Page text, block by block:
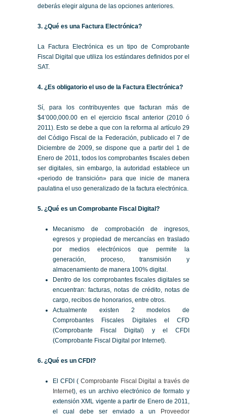
deberás elegir alguna de las opciones anteriores.
3. ¿Qué es una Factura Electrónica?
La Factura Electrónica es un tipo de Comprobante
Fiscal Digital que utiliza los estándares definidos por el
SAT.
4. ¿Es obligatorio el uso de la Factura Electrónica?
Sí, para los contribuyentes que facturan más de
$4’000,000.00 en el ejercicio fiscal anterior (2010 ó
2011). Esto se debe a que con la reforma al artículo 29
del Código Fiscal de la Federación, publicado el 7 de
Diciembre de 2009, se dispone que a partir del 1 de
Enero de 2011, todos los comprobantes fiscales deben
ser digitales, sin embargo, la autoridad establece un
«periodo de transición» para que inicie de manera
paulatina el uso generalizado de la factura electrónica.
5. ¿Qué es un Comprobante Fiscal Digital?
Mecanismo de comprobación de ingresos,
egresos y propiedad de mercancías en traslado
por medios electrónicos que permite la
generación, proceso, transmisión y
almacenamiento de manera 100% digital.
Dentro de los comprobantes fiscales digitales se
encuentran: facturas, notas de crédito, notas de
cargo, recibos de honorarios, entre otros.
Actualmente existen 2 modelos de
Comprobantes Fiscales Digitales el CFD
(Comprobante Fiscal Digital) y el CFDI
(Comprobante Fiscal Digital por Internet).
6. ¿Qué es un CFDI?
El CFDI ( Comprobante Fiscal Digital a través de
Internet), es un archivo electrónico de formato y
extensión XML vigente a partir de Enero de 2011,
el cual debe ser enviado a un Proveedor